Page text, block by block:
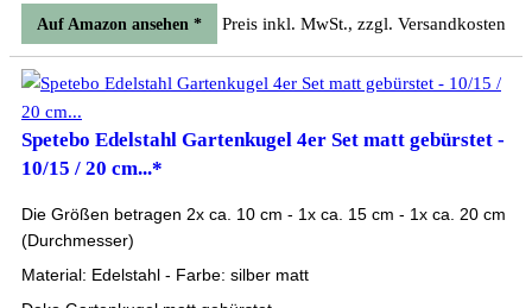
Auf Amazon ansehen * Preis inkl. MwSt., zzgl. Versandkosten
Spetebo Edelstahl Gartenkugel 4er Set matt gebürstet -
10/15 / 20 cm...*
Die Größen betragen 2x ca. 10 cm - 1x ca. 15 cm - 1x ca. 20 cm
(Durchmesser)
Material: Edelstahl - Farbe: silber matt